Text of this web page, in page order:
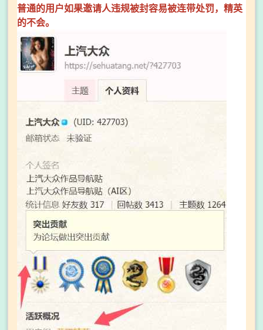
普通的用户如果邀请人违规被封容易被连带处罚，精英
的不会。